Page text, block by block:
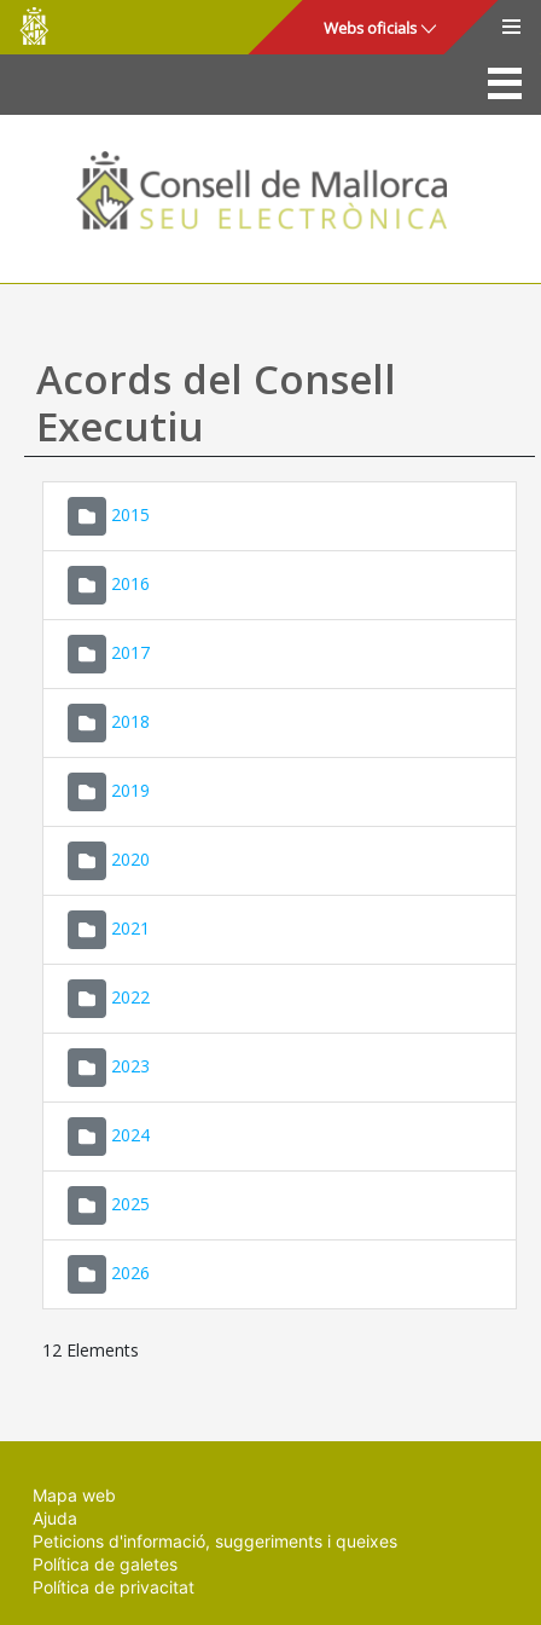
Salta al contingut principal
Consell
de
Mallorca
Webs oficials
La Seu
Consell de Mallorca
Accés i seguretat
Utilitats
Ajuda
Acords del Consell
Executiu
2015
2016
2017
2018
2019
2020
2021
2022
2023
2024
2025
2026
12 Elements
Mapa web
Ajuda
Peticions d'informació, suggeriments i queixes
Política de galetes
Política de privacitat